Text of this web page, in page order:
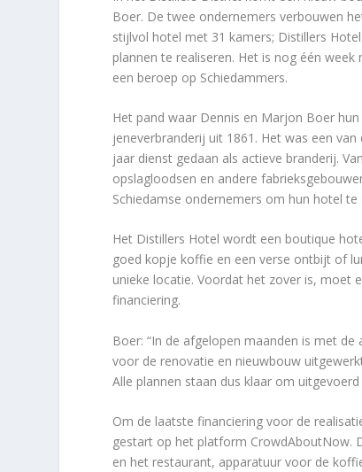
Boer. De twee ondernemers verbouwen
stijlvol hotel met 31 kamers; Distillers
plannen te realiseren. Het is nog één
een beroep op Schiedammers.
Het pand waar Dennis en Marjon Boer
jeneverbranderij uit 1861. Het was een
jaar dienst gedaan als actieve branderij.
opslagloodsen en andere
Schiedamse ondernemers om hun hotel te
Het Distillers Hotel wordt een boutique
goed kopje koffie en een verse ontbijt of
unieke locatie. Voordat het zover is, moet
financiering.
Boer: “In de afgelopen maanden is met
voor de renovatie en nieuwbouw
Alle plannen staan dus klaar om
Om de laatste financiering voor de
gestart op het platform CrowdAboutNow.
en het restaurant, apparatuur voor de